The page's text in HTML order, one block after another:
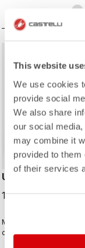
This website
We use cookies
provide social
We also share
our social
may combine it
provided to them
of their services
UNLIMITED
189,00 CHF
Mêmes tissus et peau
que le modèle